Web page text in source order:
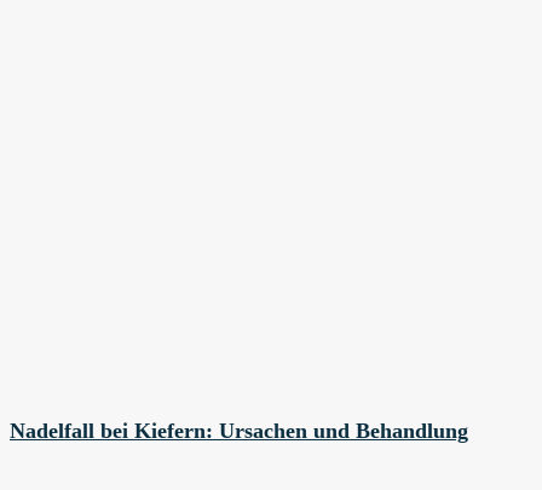
Nadelfall bei Kiefern: Ursachen und Behandlung